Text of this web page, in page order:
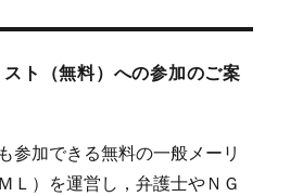
ト（無料）への参加のご案
参加できる無料の一般メーリ
Ｌ）を運営し，弁護士やＮＧ